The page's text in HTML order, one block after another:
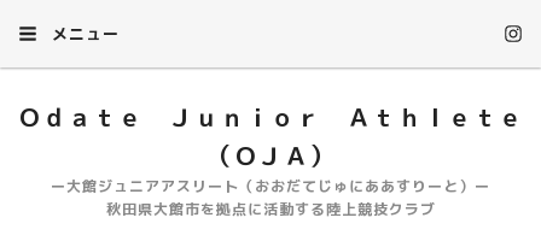
メニュー
Ｏｄａｔｅ Ｊｕｎｉｏｒ Ａｔｈｌｅｔｅ
（ＯＪＡ）
ー大館ジュニアアスリート（おおだてじゅにああすりーと）ー
秋田県大館市を拠点に活動する陸上競技クラブ